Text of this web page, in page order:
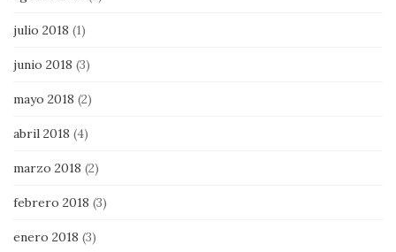
julio 2018 (1)
junio 2018 (3)
mayo 2018 (2)
abril 2018 (4)
marzo 2018 (2)
febrero 2018 (3)
enero 2018 (3)